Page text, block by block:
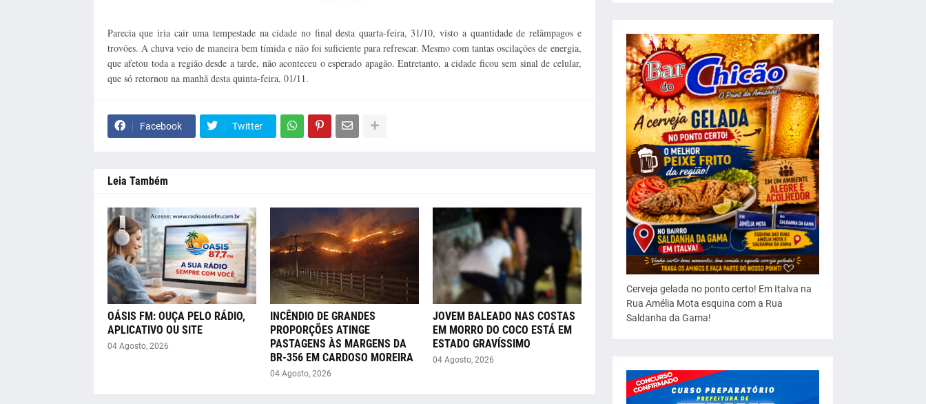
Parecia que iria cair uma tempestade na cidade no final desta quarta-feira, 31/10, visto a quantidade de relâmpagos e
trovões. A chuva veio de maneira bem tímida e não foi suficiente para refrescar. Mesmo com tantas oscilações de energia,
que afetou toda a região desde a tarde, não aconteceu o esperado apagão. Entretanto, a cidade ficou sem sinal de celular,
que só retornou na manhã desta quinta-feira, 01/11.
Facebook Twitter
Leia Também
OÁSIS FM: OUÇA PELO RÁDIO,
APLICATIVO OU SITE
04 Agosto, 2026
INCÊNDIO DE GRANDES
PROPORÇÕES ATINGE
PASTAGENS ÀS MARGENS DA
BR-356 EM CARDOSO MOREIRA
04 Agosto, 2026
JOVEM BALEADO NAS COSTAS
EM MORRO DO COCO ESTÁ EM
ESTADO GRAVÍSSIMO
04 Agosto, 2026
Cerveja gelada no ponto certo! Em Italva na
Rua Amélia Mota esquina com a Rua
Saldanha da Gama!